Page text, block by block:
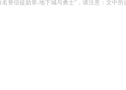
信徒勋章-地下城与勇士”，请注意：文中